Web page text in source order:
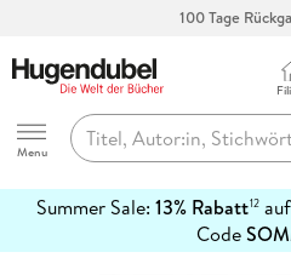
100 Tage
Hugendubel
Menu
Summer Sale: 13% Rabatt12auf
Code
erfahren